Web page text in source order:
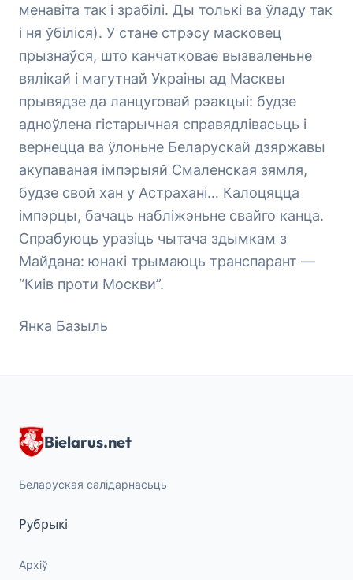
менавіта так і зрабілі. Ды толькі ва ўладу так
і ня ўбіліся). У стане стрэсу масковец
прызнаўся, што канчатковае вызваленьне
вялікай і магутнай Украіны ад Масквы
прывядзе да ланцуговай рэакцыі: будзе
адноўлена гістарычная справядлівасьць і
вернецца ва ўлоньне Беларускай дзяржавы
акупаваная імпэрыяй Смаленская зямля,
будзе свой хан у Астрахані… Калоцяцца
імпэрцы, бачаць набліжэньне свайго канца.
Спрабуюць уразіць чытача здымкам з
Майдана: юнакі трымаюць транспарант —
“Киів проти Москви”.
Янка Базыль
Bielarus.net
Беларуская салідарнасьць
Рубрыкі
Архіў